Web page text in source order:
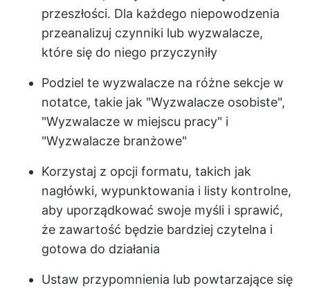
przeszłości. Dla każdego niepowodzenia
przeanalizuj czynniki lub wyzwalacze,
które się do niego przyczyniły
Podziel te wyzwalacze na różne sekcje w
notatce, takie jak "Wyzwalacze osobiste",
"Wyzwalacze w miejscu pracy" i
"Wyzwalacze branżowe"
Korzystaj z opcji formatu, takich jak
nagłówki, wypunktowania i listy kontrolne,
aby uporządkować swoje myśli i sprawić,
że zawartość będzie bardziej czytelna i
gotowa do działania
Ustaw przypomnienia lub powtarzające się